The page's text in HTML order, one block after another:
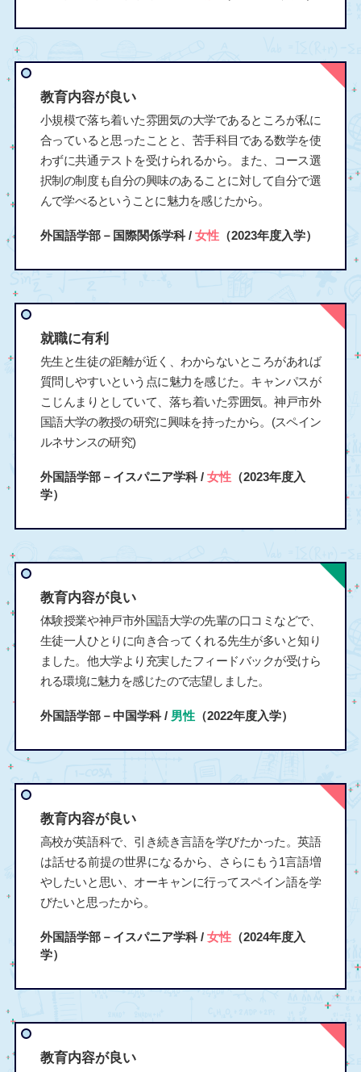
教育内容が良い
小規模で落ち着いた雰囲気の大学であるところが私に
合っていると思ったことと、苦手科目である数学を使
わずに共通テストを受けられるから。また、コース選
択制の制度も自分の興味のあることに対して自分で選
んで学べるということに魅力を感じたから。
外国語学部－国際関係学科 / 女性（2023年度入学）
就職に有利
先生と生徒の距離が近く、わからないところがあれば
質問しやすいという点に魅力を感じた。キャンパスが
こじんまりとしていて、落ち着いた雰囲気。神戸市外
国語大学の教授の研究に興味を持ったから。(スペイン
ルネサンスの研究)
外国語学部－イスパニア学科 / 女性（2023年度入
学）
教育内容が良い
体験授業や神戸市外国語大学の先輩の口コミなどで、
生徒一人ひとりに向き合ってくれる先生が多いと知り
ました。他大学より充実したフィードバックが受けら
れる環境に魅力を感じたので志望しました。
外国語学部－中国学科 / 男性（2022年度入学）
教育内容が良い
高校が英語科で、引き続き言語を学びたかった。英語
は話せる前提の世界になるから、さらにもう1言語増
やしたいと思い、オーキャンに行ってスペイン語を学
びたいと思ったから。
外国語学部－イスパニア学科 / 女性（2024年度入
学）
教育内容が良い